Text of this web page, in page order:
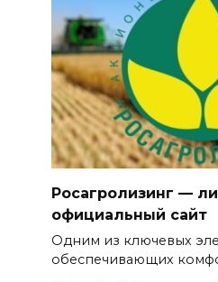
Росагролизинг —
официальный сайт
Одним из ключевых
обеспечивающих